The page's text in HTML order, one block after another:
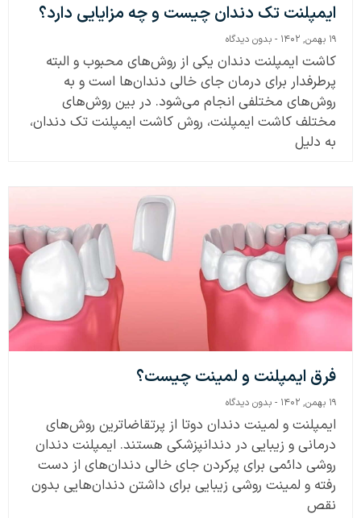
ایمپلنت تک دندان چیست و چه مزایایی دارد؟
۱۹ بهمن, ۱۴۰۲ بدون دیدگاه
کاشت ایمپلنت دندان یکی از روش‌های محبوب و البته
پرطرفدار برای درمان جای خالی دندان‌ها است و به
روش‌های مختلفی انجام می‌شود. در بین روش‌های
مختلف کاشت ایمپلنت، روش کاشت ایمپلنت تک دندان،
به دلیل
فرق ایمپلنت و لمینت چیست؟
۱۹ بهمن, ۱۴۰۲ بدون دیدگاه
ایمپلنت و لمینت دندان دوتا از پرتقاضاترین روش‌های
درمانی و زیبایی در دندانپزشکی هستند. ایمپلنت دندان
روشی دائمی برای پرکردن جای خالی دندان‌های از دست
رفته و لمینت روشی زیبایی برای داشتن دندان‌هایی بدون
نقص